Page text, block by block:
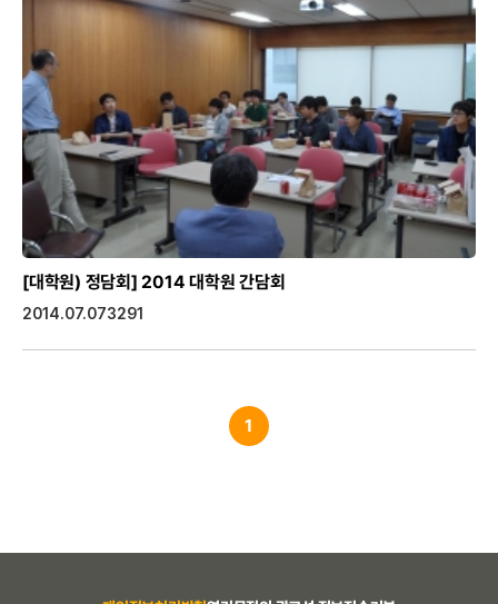
[대학원) 정담회] 2014 대학원 간담회
2014.07.073291
1